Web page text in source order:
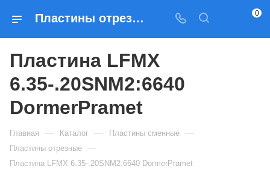
Пластины отрезные Пластина LFMX 6.35-.20SNM2:6640 DormerPramet — купить по выгодным ценам в Москве 0
Пластина LFMX
6.35-.20SNM2:6640
DormerPramet
Главная — Каталог — Пластины сменные —
Пластины отрезные —
Пластина LFMX 6.35-.20SNM2:6640 DormerPramet